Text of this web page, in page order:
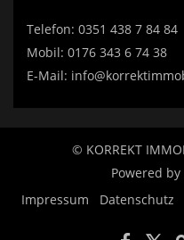
Telefon: 0351 438 7 84 84
Mobil: 0176 343 6 74 38
E-Mail:
© KORREKT
Powered
Impressum
Datenschutz